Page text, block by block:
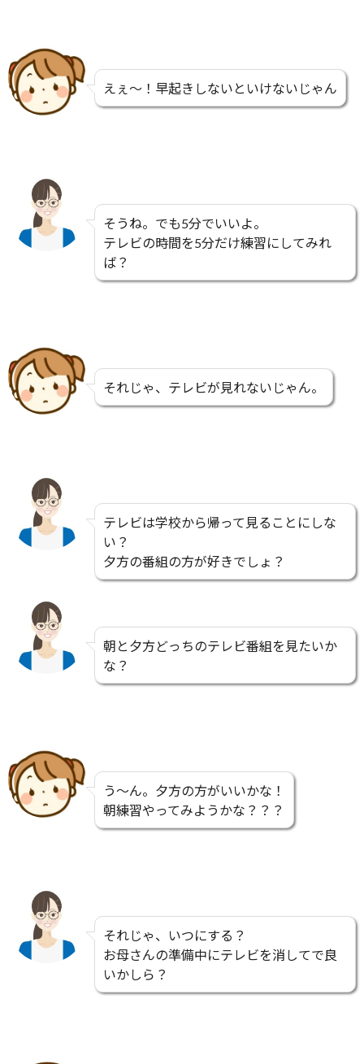
えぇ～！早起きしないといけないじゃん
そうね。でも5分でいいよ。
テレビの時間を5分だけ練習にしてみれ
ば？
それじゃ、テレビが見れないじゃん。
テレビは学校から帰って見ることにしな
い？
夕方の番組の方が好きでしょ？
朝と夕方どっちのテレビ番組を見たいか
な？
う～ん。夕方の方がいいかな！
朝練習やってみようかな？？？
それじゃ、いつにする？
お母さんの準備中にテレビを消してで良
いかしら？